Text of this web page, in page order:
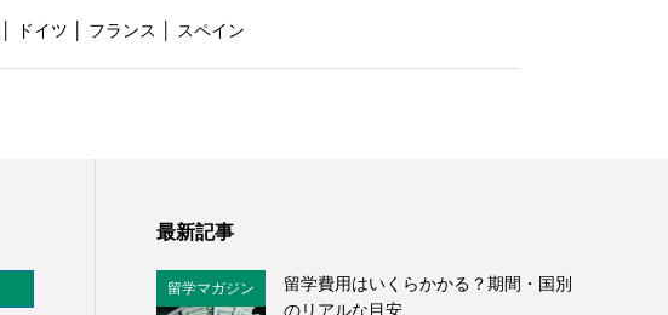
ドイツ フランス スペイン
最新記事
留学マガジン
留学費用はいくらかかる？期間・国別
のリアルな目安